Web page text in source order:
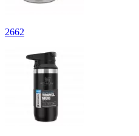
2662